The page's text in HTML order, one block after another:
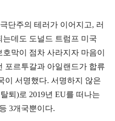
단주의 테러가 이어지고, 러
데도 도널드 트럼프 미국
막이 점차 사라지자 마음이
포르투갈과 아일랜드가 합류
이 서명했다. 서명하지 않은
탈퇴 )로 2019년 EU를 떠나는
3개국뿐이다.